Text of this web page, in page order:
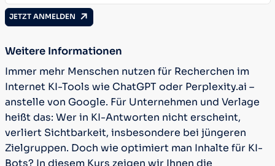
JETZT ANMELDEN
Weitere Informationen
Immer mehr Menschen nutzen für Recherchen im
Internet KI-Tools wie ChatGPT oder Perplexity.ai –
anstelle von Google. Für Unternehmen und Verlage
heißt das: Wer in KI-Antworten nicht erscheint,
verliert Sichtbarkeit, insbesondere bei jüngeren
Zielgruppen. Doch wie optimiert man Inhalte für KI-
Bots? In diesem Kurs zeigen wir Ihnen die